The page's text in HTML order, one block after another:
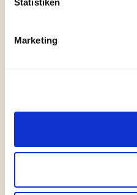
Statistiken
Marketing